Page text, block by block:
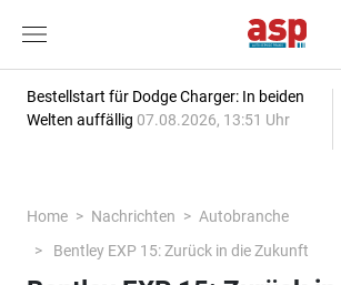
Bestellstart für Dodge Charger: In beiden
Welten auffällig 07.08.2026, 13:51 Uhr
Home Nachrichten
Autobranche
Bentley EXP 15: Zurück in die Zukunft